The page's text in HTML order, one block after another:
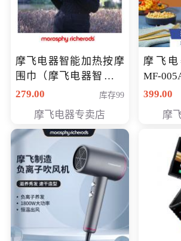
摩飞电器智能加热按摩
围巾（摩飞电器智能加
热按摩围脖） 会员专享
279.00 库存99
摩飞电器专卖店
摩飞
MF-
198元
399.00
摩